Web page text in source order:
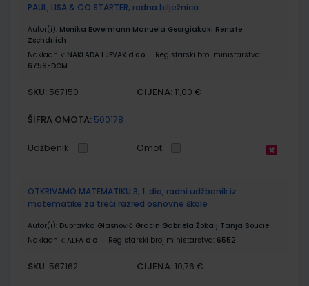
PAUL, LISA & CO STARTER; radna bilježnica
Autor(i): Monika Bovermann Manuela Georgiakaki Renate
Zschdrlich
Nakladnik: NAKLADA LJEVAK d.o.o.
Registarski broj ministarstva:
6759-DOM
SKU: 567150 CIJENA: 11,00 €
ŠIFRA OMOTA: 500178
Udžbenik Omot
OTKRIVAMO MATEMATIKU 3; 1. dio, radni udžbenik iz
matematike za treći razred osnovne škole
Autor(i): Dubravka Glasnović Gracin Gabriela Žokalj Tanja Soucie
Nakladnik: ALFA d.d. Registarski broj ministarstva: 6552
SKU: 567162 CIJENA: 10,76 €